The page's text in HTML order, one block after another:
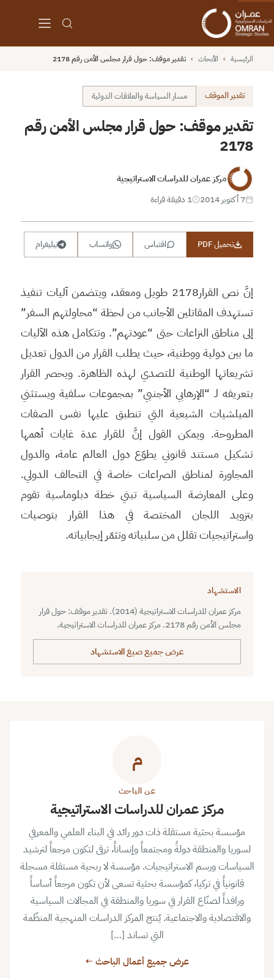
الرئيسية › الأبحاث › تقدير موقف: حول قرار مجلس الأمن رقم 2178
تقدير الموقف مسار السياسة والعلاقات الدولية
تقدير موقف: حول قرار مجلس الأمن رقم
2178
مركز عمران للدراسات الاستراتيجية
7 أكتوبر 2014
1 دقيقة قراءة
تحميل PDF اقتباس واتساب تيليغرام
إنَّ نص القرار2178 طويل ومعقد، ويتضمن آليات تنفيذ
تستهدف المقاتلين الأجانب من لحظة “محاولتهم السفر”
إلى مناطق النزاعات حتى “عودتهم”. وتتكامل هذه الآليات
ما بين دولية ووطنية، حيث يطلب القرار من الدول تعديل
تشريعاتها الوطنية للتصدي لهذه الظاهرة. ويحصر القرار
بتعريفه لـ “الإرهابي الأجنبي” بمجموعات سلفية ويستثني
الميلشيات الشيعية التي تنطبق عليها نفس الصفات
المطروحة. ويمكن القول إنَّ للقرار عدة غايات أهمها
تشكيل مستند قانوني يطوّع دول العالم عامة، والدول
المجاورة لمناطق الصراعات خاصة في التحالف الدولي.
وعلى المعارضة السياسية تبني خطة دبلوماسية تقوم
بتزويد اللجان المختصة في هذا القرار بتوصيات
واستراتيجيات تقلل من سلبياته وتثمّر إيجابياته.
الاستشهاد
مركز عمران للدراسات الاستراتيجية (2014). تقدير موقف: حول قرار
مجلس الأمن رقم 2178. مركز عمران للدراسات الاستراتيجية.
عرض جميع صيغ الاستشهاد
م
عن الباحث
مركز عمران للدراسات الاستراتيجية
مؤسسة بحثية مستقلة ذات دور رائد في البناء العلمي والمعرفي
لسوريا والمنطقة دولةً ومجتمعاً وإنساناً، ترقى لتكون مرجعاً لترشيد
السياسات ورسم الاستراتيجيات. مؤسسة لا ربحية مستقلة مسجلة
قانونياً في تركيا، كمؤسسة بحثية تسعى لأن تكون مرجعاً أساساً
ورافداً لصنّاع القرار في سوريا والمنطقة في المجالات السياسية
والاقتصادية والاجتماعية. يُنتج المركز الدراسات المنهجية المنظّمة
التي تساند […]
عرض جميع أعمال الباحث ←